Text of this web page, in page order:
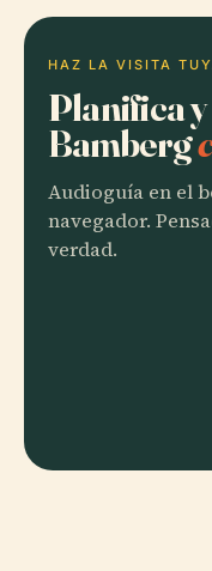
HAZ LA VISITA
Planifica
Bamberg
Audioguía en el
navegador.
verdad.